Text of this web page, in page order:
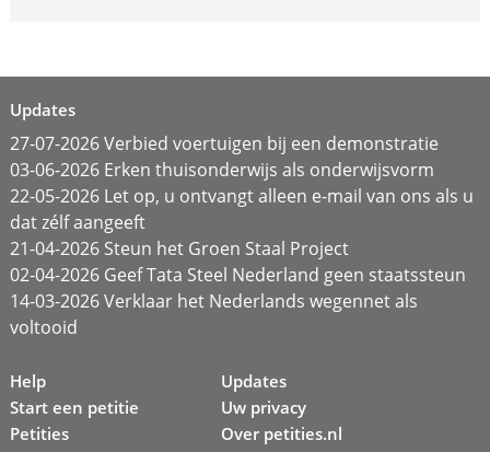
Updates
27-07-2026 Verbied voertuigen bij een demonstratie
03-06-2026 Erken thuisonderwijs als onderwijsvorm
22-05-2026 Let op, u ontvangt alleen e-mail van ons als u
dat zélf aangeeft
21-04-2026 Steun het Groen Staal Project
02-04-2026 Geef Tata Steel Nederland geen staatssteun
14-03-2026 Verklaar het Nederlands wegennet als
voltooid
Help
Start een petitie
Petities
Updates
Uw privacy
Over petities.nl